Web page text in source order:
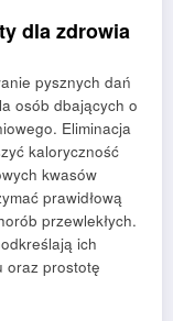
dla zdrowia
pysznych dań
osób dbających o
Eliminacja
kaloryczność
kwasów
prawidłową
przewlekłych.
ich
oraz prostotę